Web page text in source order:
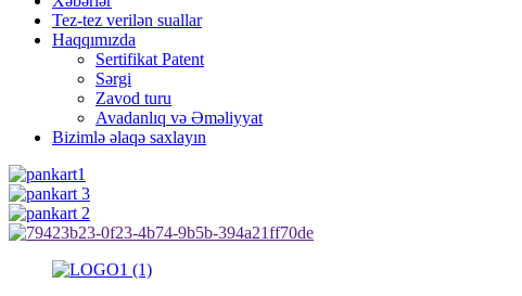
Tez-tez verilən suallar
Haqqımızda
Sertifikat Patent
Sərgi
Zavod turu
Avadanlıq və Əməliyyat
Bizimlə əlaqə saxlayın